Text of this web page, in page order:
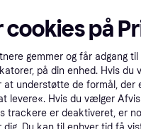
cookies på
gemmer og får adgang
på din enhed. Hvis
at understøtte de formål, der
levere«. Hvis du vælger
trackere er deaktiveret, er